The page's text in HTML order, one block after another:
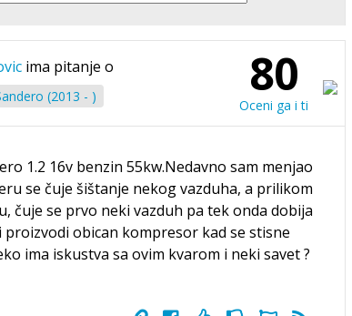
ima pitanje o
(2013 - ) 80
Oceni ga i ti
1.2 16v benzin 55kw.Nedavno sam menjao
se čuje šištanje nekog vazduha, a prilikom
čuje se prvo neki vazduh pa tek onda dobija
obican kompresor kad se stisne
ima iskustva sa ovim kvarom i neki savet ?